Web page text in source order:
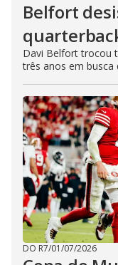
Belfort
Davi Belfort trocou
três anos em
DO R7/01/07/2026